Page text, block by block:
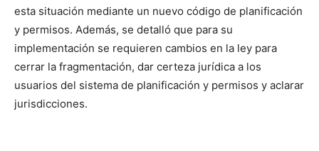
esta situación mediante un nuevo código de planificación
y permisos. Además, se detalló que para su
implementación se requieren cambios en la ley para
cerrar la fragmentación, dar certeza jurídica a los
usuarios del sistema de planificación y permisos y aclarar
jurisdicciones.